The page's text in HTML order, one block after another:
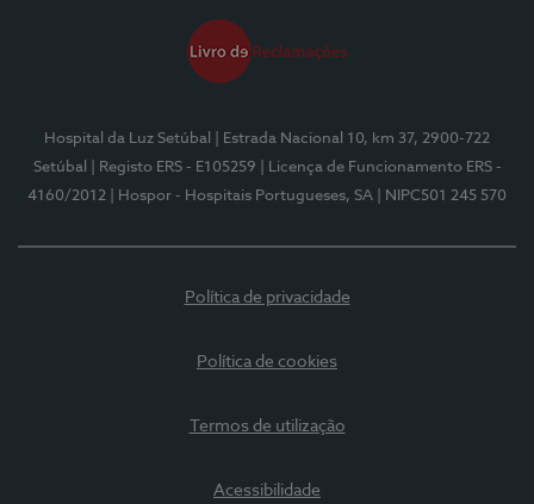
Hospital da Luz Setúbal
| Estrada Nacional 10, km 37, 2900-722
Setúbal
| Registo ERS - E105259
| Licença de Funcionamento ERS -
4160/2012
| Hospor - Hospitais Portugueses, SA | NIPC501 245 570
Política de privacidade
Política de cookies
Termos de utilização
Acessibilidade